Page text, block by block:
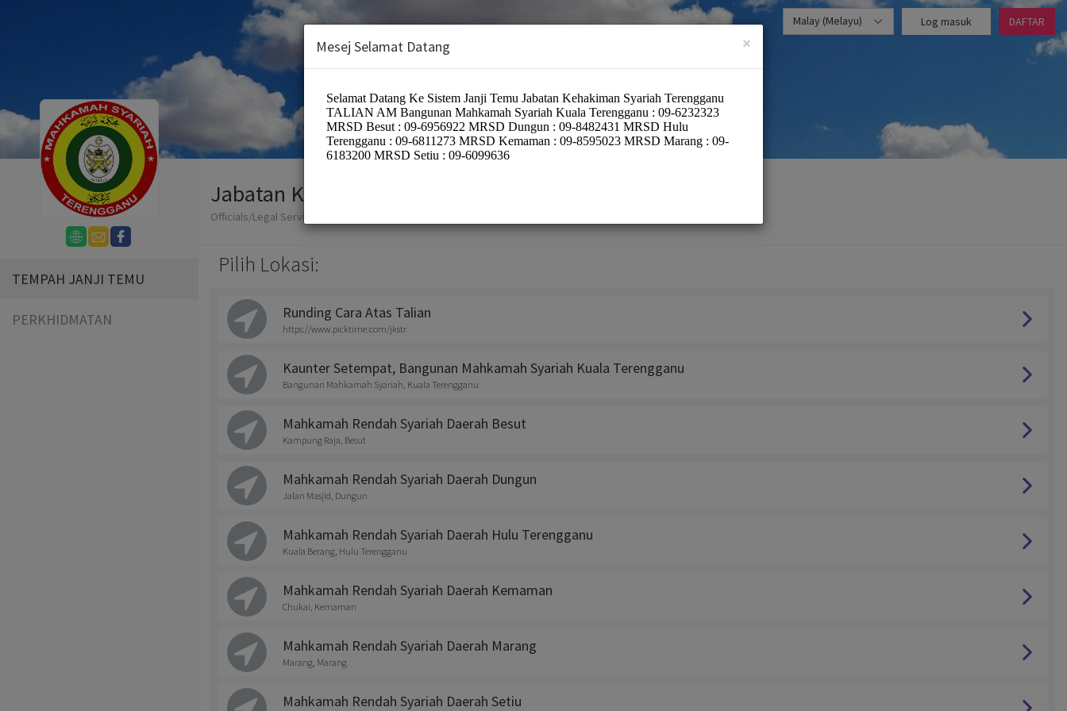
Malay (Melayu) Log masuk DAFTAR
TEMPAH JANJI TEMU
PERKHIDMATAN
Jabatan Kehakiman Syariah Terengganu
Officials/Legal Services
Pilih Lokasi:
Runding Cara Atas Talian
https://www.picktime.com/jkstr
Kaunter Setempat, Bangunan Mahkamah Syariah Kuala Terengganu
Bangunan Mahkamah Syariah, Kuala Terengganu
Mahkamah Rendah Syariah Daerah Besut
Kampung Raja, Besut
Mahkamah Rendah Syariah Daerah Dungun
Jalan Masjid, Dungun
Mahkamah Rendah Syariah Daerah Hulu Terengganu
Kuala Berang, Hulu Terengganu
Mahkamah Rendah Syariah Daerah Kemaman
Chukai, Kemaman
Mahkamah Rendah Syariah Daerah Marang
Marang, Marang
Mahkamah Rendah Syariah Daerah Setiu
×
Mesej Selamat Datang